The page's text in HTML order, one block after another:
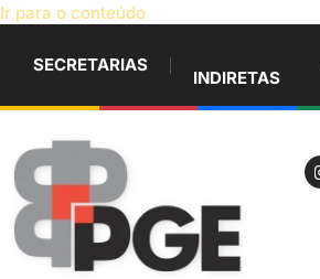
Ir para o conteúdo
SECRETARIAS
INDIRETAS